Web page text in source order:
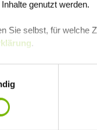
genutzt werden.
Sie selbst, für welche
.
pflege ich
Gähn!
ich mich mit der
Dass wir solche
Und was ist in